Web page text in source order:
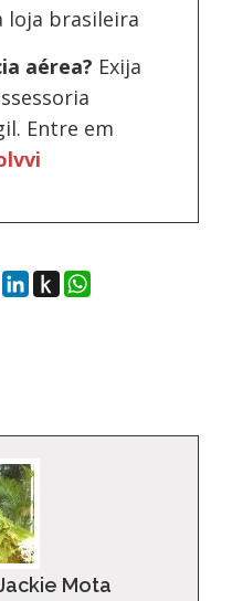
loja brasileira
aérea? Exija
Entre em
LinkedIn
Push
to
WhatsApp
Mota